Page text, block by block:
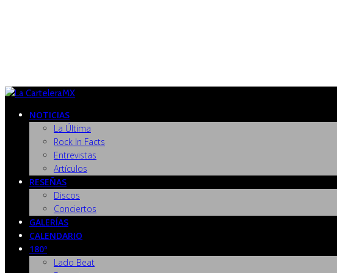
NOTICIAS
La Última
Rock In Facts
Entrevistas
Artículos
RESEÑAS
Discos
Conciertos
GALERÍAS
CALENDARIO
180º
Lado Beat